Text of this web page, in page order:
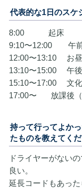
代表的な1日のスケ
8:00 起床
9:10〜12:00 午前
12:00〜13:10 お
13:10〜15:00 午
15:10〜17:00 文
17:00〜 放課後（
持って行ってよか
たものを教えてくだ
ドライヤーがない
良い。
延長コードもあっ